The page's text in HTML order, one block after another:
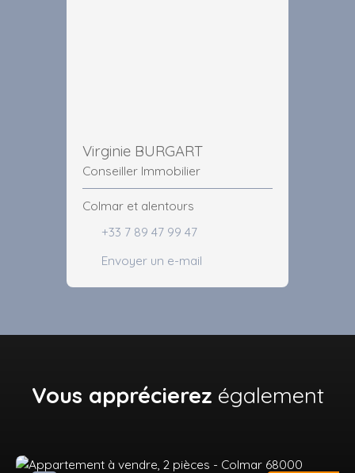
Virginie BURGART
Conseiller Immobilier
Colmar et alentours
+33 7 89 47 99 47
Envoyer un e-mail
Vous apprécierez également